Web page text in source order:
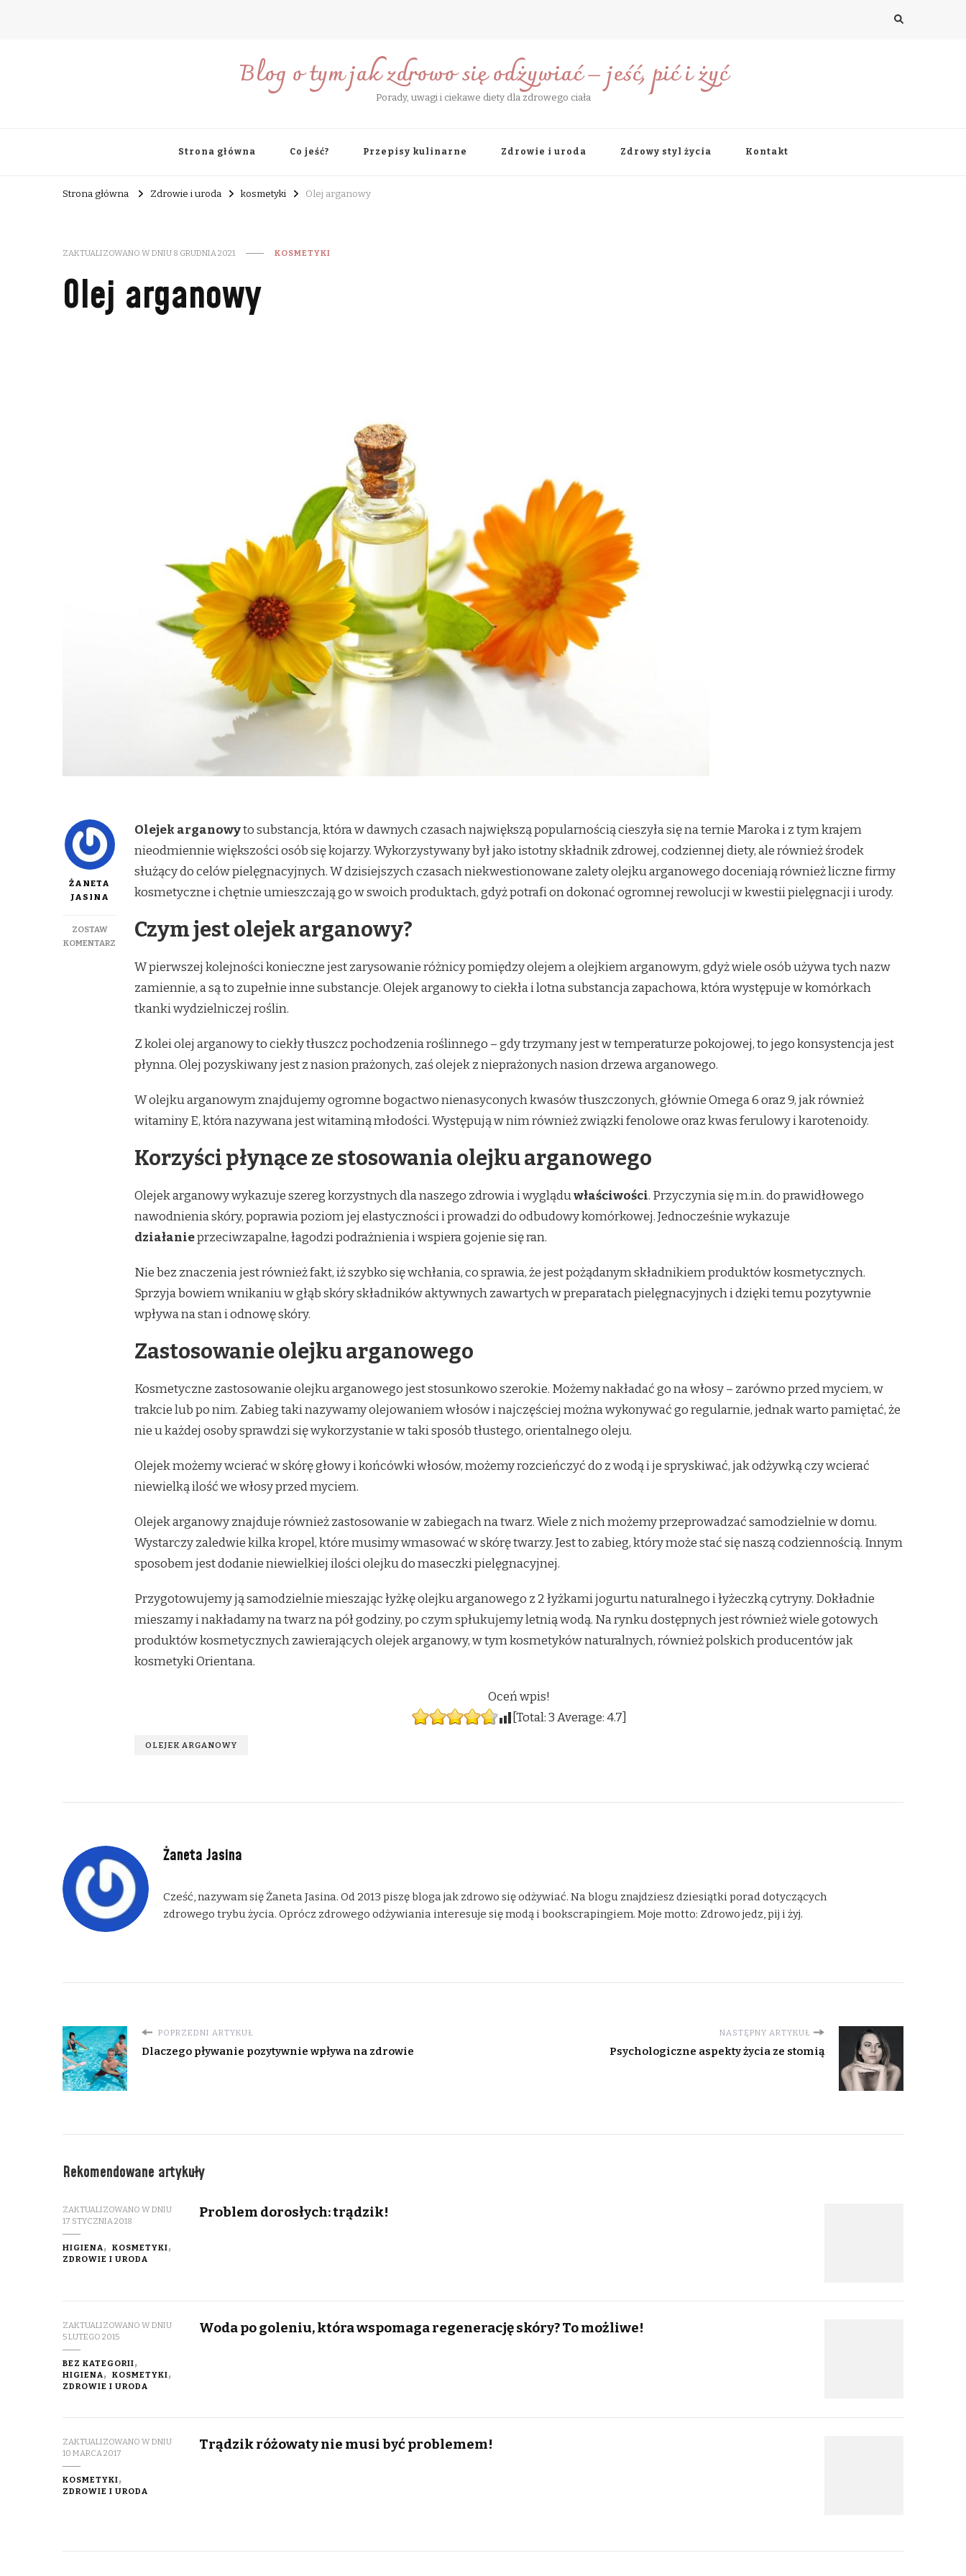
Blog o tym jak zdrowo się odżywiać – jeść, pić i żyć
Porady, uwagi i ciekawe diety dla zdrowego ciała
Strona główna Co jeść? Przepisy kulinarne Zdrowie i uroda Zdrowy styl życia Kontakt
Strona główna Zdrowie i uroda kosmetyki Olej arganowy
ZAKTUALIZOWANO W DNIU 8 GRUDNIA 2021 KOSMETYKI
Olej arganowy
ŻANETA
JASINA
ZOSTAW
KOMENTARZ
ARGANOWY
Olejek arganowyto substancja, która w dawnych czasach największą popularnością cieszyła się na ternie Maroka i z tym krajem
nieodmiennie większości osób się kojarzy. Wykorzystywany był jako istotny składnik zdrowej, codziennej diety, ale również środek
służący do celów pielęgnacyjnych. W dzisiejszych czasach niekwestionowane zalety olejku arganowego doceniają również liczne firmy
kosmetyczne i chętnie umieszczają go w swoich produktach, gdyż potrafi on dokonać ogromnej rewolucji w kwestii pielęgnacji i urody.
Czym jest olejek arganowy?
W pierwszej kolejności konieczne jest zarysowanie różnicy pomiędzy olejem a olejkiem arganowym, gdyż wiele osób używa tych nazw
zamiennie, a są to zupełnie inne substancje. Olejek arganowy to ciekła i lotna substancja zapachowa, która występuje w komórkach
tkanki wydzielniczej roślin.
Z kolei olej arganowy to ciekły tłuszcz pochodzenia roślinnego – gdy trzymany jest w temperaturze pokojowej, to jego konsystencja jest
płynna. Olej pozyskiwany jest z nasion prażonych, zaś olejek z nieprażonych nasion drzewa arganowego.
W olejku arganowym znajdujemy ogromne bogactwo nienasyconych kwasów tłuszczonych, głównie Omega 6 oraz 9, jak również
witaminy E, która nazywana jest witaminą młodości. Występują w nim również związki fenolowe oraz kwas ferulowy i karotenoidy.
Korzyści płynące ze stosowania olejku arganowego
Olejek arganowy wykazuje szereg korzystnych dla naszego zdrowia i wygląduwłaściwości. Przyczynia się m.in. do prawidłowego
nawodnienia skóry, poprawia poziom jej elastyczności i prowadzi do odbudowy komórkowej. Jednocześnie wykazuje
działanieprzeciwzapalne, łagodzi podrażnienia i wspiera gojenie się ran.
Nie bez znaczenia jest również fakt, iż szybko się wchłania, co sprawia, że jest pożądanym składnikiem produktów kosmetycznych.
Sprzyja bowiem wnikaniu w głąb skóry składników aktywnych zawartych w preparatach pielęgnacyjnych i dzięki temu pozytywnie
wpływa na stan i odnowę skóry.
Zastosowanie olejku arganowego
Kosmetyczne zastosowanie olejku arganowego jest stosunkowo szerokie. Możemy nakładać go na włosy – zarówno przed myciem, w
trakcie lub po nim. Zabieg taki nazywamy olejowaniem włosów i najczęściej można wykonywać go regularnie, jednak warto pamiętać, że
nie u każdej osoby sprawdzi się wykorzystanie w taki sposób tłustego, orientalnego oleju.
Olejek możemy wcierać w skórę głowy i końcówki włosów, możemy rozcieńczyć do z wodą i je spryskiwać, jak odżywką czy wcierać
niewielką ilość we włosy przed myciem.
Olejek arganowy znajduje również zastosowanie w zabiegach na twarz. Wiele z nich możemy przeprowadzać samodzielnie w domu.
Wystarczy zaledwie kilka kropel, które musimy wmasować w skórę twarzy. Jest to zabieg, który może stać się naszą codziennością. Innym
sposobem jest dodanie niewielkiej ilości olejku do maseczki pielęgnacyjnej.
Przygotowujemy ją samodzielnie mieszając łyżkę olejku arganowego z 2 łyżkami jogurtu naturalnego i łyżeczką cytryny. Dokładnie
mieszamy i nakładamy na twarz na pół godziny, po czym spłukujemy letnią wodą. Na rynku dostępnych jest również wiele gotowych
produktów kosmetycznych zawierających olejek arganowy, w tym kosmetyków naturalnych, również polskich producentów jak
kosmetyki Orientana.
Oceń wpis!
[Total:3Average:4.7
OLEJEK ARGANOWY
Żaneta Jasina
Cześć, nazywam się Żaneta Jasina. Od 2013 piszę bloga jak zdrowo się odżywiać. Na blogu znajdziesz dziesiątki porad dotyczących
zdrowego trybu życia. Oprócz zdrowego odżywiania interesuje się modą i bookscrapingiem. Moje motto: Zdrowo jedz, pij i żyj.
POPRZEDNI ARTYKUŁ
Dlaczego pływanie pozytywnie wpływa na zdrowie
NASTĘPNY ARTYKUŁ
Psychologiczne aspekty życia ze stomią
Rekomendowane artykuły
ZAKTUALIZOWANO W DNIU
17 STYCZNIA 2018
HIGIENA
KOSMETYKI
ZDROWIE I URODA
Problem dorosłych: trądzik!
ZAKTUALIZOWANO W DNIU
5 LUTEGO 2015
BEZ KATEGORII
HIGIENA
KOSMETYKI
ZDROWIE I URODA
Woda po goleniu, która wspomaga regenerację skóry? To możliwe!
ZAKTUALIZOWANO W DNIU
10 MARCA 2017
KOSMETYKI
ZDROWIE I URODA
Trądzik różowaty nie musi być problemem!